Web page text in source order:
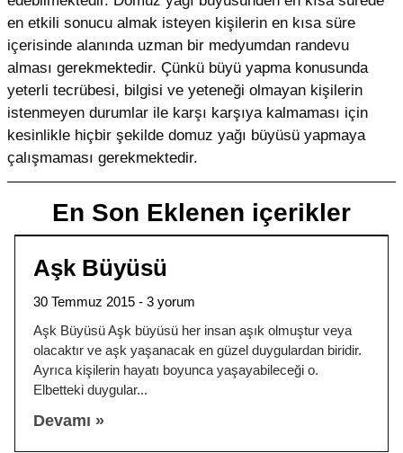
en etkili sonucu almak isteyen kişilerin en kısa süre
içerisinde alanında uzman bir medyumdan randevu
alması gerekmektedir. Çünkü büyü yapma konusunda
yeterli tecrübesi, bilgisi ve yeteneği olmayan kişilerin
istenmeyen durumlar ile karşı karşıya kalmaması için
kesinlikle hiçbir şekilde domuz yağı büyüsü yapmaya
çalışmaması gerekmektedir.
En Son Eklenen içerikler
Aşk Büyüsü
30 Temmuz 2015
3 yorum
Aşk Büyüsü Aşk büyüsü her insan aşık olmuştur veya
olacaktır ve aşk yaşanacak en güzel duygulardan biridir.
Ayrıca kişilerin hayatı boyunca yaşayabileceği o.
Elbetteki duygular
Devamı »